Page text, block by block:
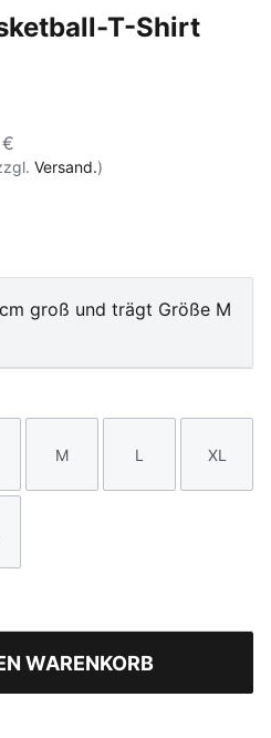
T-Shirt
Versand.)
groß und trägt Größe M
Größe
M
Größe
L
Größe
XL
WARENKORB